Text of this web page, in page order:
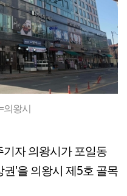
의왕시
자 의왕시가 포일동
'을 의왕시 제5호 골목